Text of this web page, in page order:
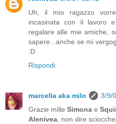
Uh, il mio ragazzo
incasinata con il lavoro
regalare alle mie amiche,
sapere...anche se mi
:D
Rispondi
marcella aka milo
3/9/
Grazie mille Simona e
Alenivea , non dire